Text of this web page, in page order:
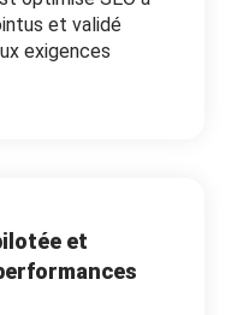
et validé
exigences
et